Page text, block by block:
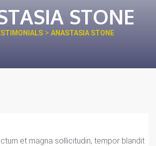
STONE
> ANASTASIA STONE
et magna sollicitudin, tempor blandit